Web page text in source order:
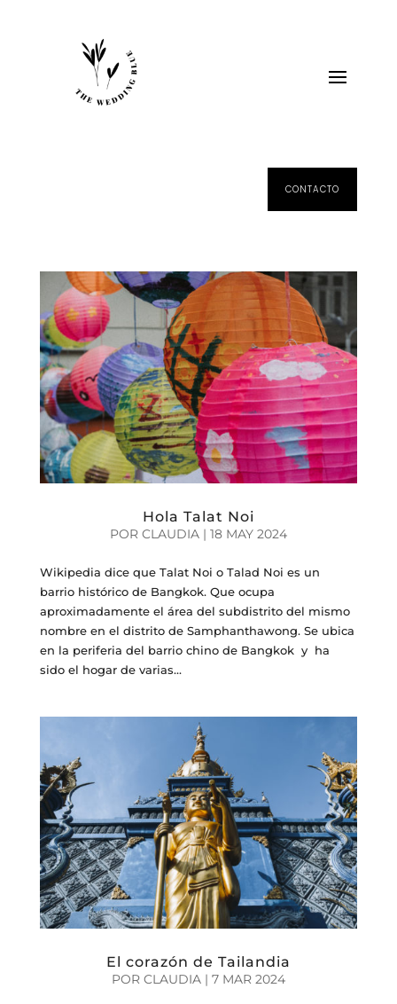
CONTACTO
Hola Talat Noi
POR CLAUDIA| 18 MAY 2024
Wikipedia dice que Talat Noi o Talad Noi es un
barrio histórico de Bangkok. Que ocupa
aproximadamente el área del subdistrito del mismo
nombre en el distrito de Samphanthawong. Se ubica
en la periferia del barrio chino de Bangkok y ha
sido el hogar de varias...
El corazón de Tailandia
POR CLAUDIA| 7 MAR 2024